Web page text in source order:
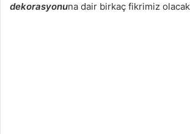
dekorasyonuna dair birkaç fikrimiz